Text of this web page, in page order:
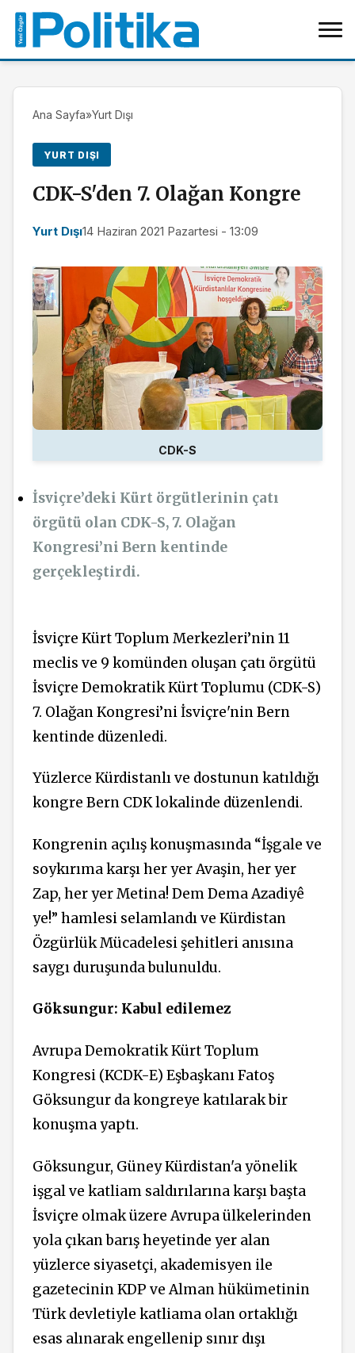
Ana Sayfa»Yurt Dışı
YURT DIŞI
CDK-S'den 7. Olağan Kongre
Yurt Dışı14 Haziran 2021 Pazartesi - 13:09
CDK-S
İsviçre’deki Kürt örgütlerinin çatı
örgütü olan CDK-S, 7. Olağan
Kongresi’ni Bern kentinde
gerçekleştirdi.
İsviçre Kürt Toplum Merkezleri’nin 11
meclis ve 9 komünden oluşan çatı örgütü
İsviçre Demokratik Kürt Toplumu (CDK-S)
7. Olağan Kongresi’ni İsviçre'nin Bern
kentinde düzenledi.
Yüzlerce Kürdistanlı ve dostunun katıldığı
kongre Bern CDK lokalinde düzenlendi.
Kongrenin açılış konuşmasında “İşgale ve
soykırıma karşı her yer Avaşin, her yer
Zap, her yer Metina! Dem Dema Azadiyê
ye!” hamlesi selamlandı ve Kürdistan
Özgürlük Mücadelesi şehitleri anısına
saygı duruşunda bulunuldu.
Göksungur: Kabul edilemez
Avrupa Demokratik Kürt Toplum
Kongresi (KCDK-E) Eşbaşkanı Fatoş
Göksungur da kongreye katılarak bir
konuşma yaptı.
Göksungur, Güney Kürdistan'a yönelik
işgal ve katliam saldırılarına karşı başta
İsviçre olmak üzere Avrupa ülkelerinden
yola çıkan barış heyetinde yer alan
yüzlerce siyasetçi, akademisyen ile
gazetecinin KDP ve Alman hükümetinin
Türk devletiyle katliama olan ortaklığı
esas alınarak engellenip sınır dışı